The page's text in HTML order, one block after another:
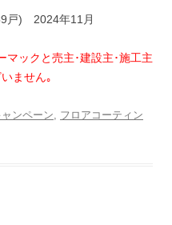
戸) 2024年11月
ックと売主･建設主･施工主
ません｡
ャンペーン, フロアコーティン